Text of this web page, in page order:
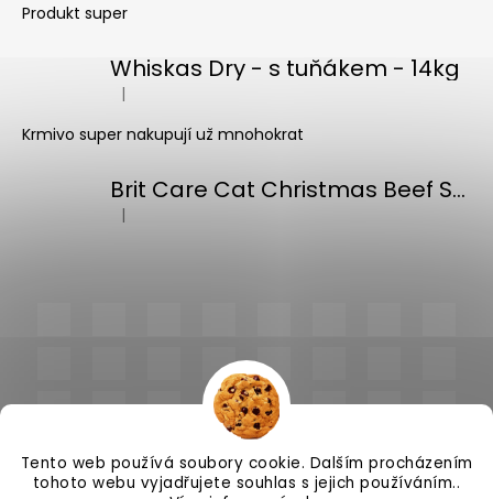
Tento web používá soubory cookie. Dalším procházením
tohoto webu vyjadřujete souhlas s jejich používáním..
Produkt super
Whiskas Dry - s tuňákem - 14kg
Hodnocení produktu je 5 z 5 hvězdiček.
|
Krmivo super nakupují už mnohokrat
Brit Care Cat Christmas Beef Soup 75g
Hodnocení produktu je 5 z 5 hvězdiček.
|